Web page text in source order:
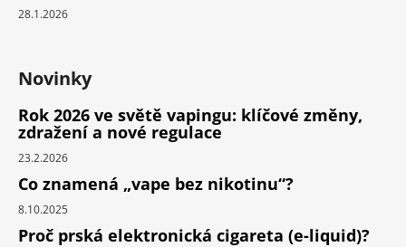
28.1.2026
Novinky
Rok 2026 ve světě vapingu: klíčové změny,
zdražení a nové regulace
23.2.2026
Co znamená „vape bez nikotinu“?
8.10.2025
Proč prská elektronická cigareta (e-liquid)?